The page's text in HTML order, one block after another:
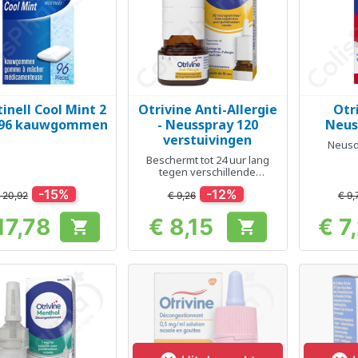
Snel bekijken
Cool Mint 2
kauwgommen
20,92 -15%
Prijs 
Snel bekijken
Otrivine Anti-Allergie
- Neusspray 120
verstuivingen
Beschermt tot 24 uur lang
tegen verschillende
allergiesymptomen
€ 9,26 -12%
Prijs
€ 8,15 

€
€